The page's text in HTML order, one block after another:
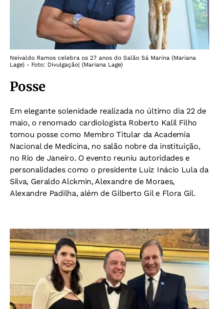
Neivaldo Ramos celebra os 27 anos do Salão Sá Marina (Mariana
Lage) - Foto: Divulgação| (Mariana Lage)
Posse
Em elegante solenidade realizada no último dia 22 de
maio, o renomado cardiologista Roberto Kalil Filho
tomou posse como Membro Titular da Academia
Nacional de Medicina, no salão nobre da instituição,
no Rio de Janeiro. O evento reuniu autoridades e
personalidades como o presidente Luiz Inácio Lula da
Silva, Geraldo Alckmin, Alexandre de Moraes,
Alexandre Padilha, além de Gilberto Gil e Flora Gil.